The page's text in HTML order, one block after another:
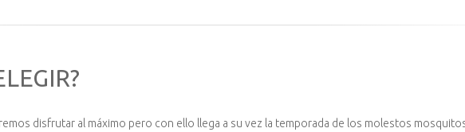
disfrutar al máximo pero con ello llega a su vez la temporada de los molestos